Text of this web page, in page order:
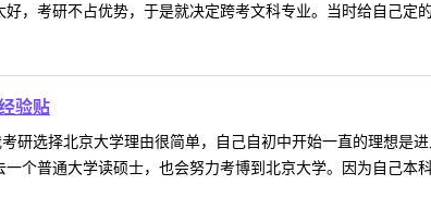
，考研不占优势，于是就决定跨考文科专业。当时给自己定
验贴
研选择北京大学理由很简单，自己自初中开始一直的理想是
个普通大学读硕士，也会努力考博到北京大学。因为自己本